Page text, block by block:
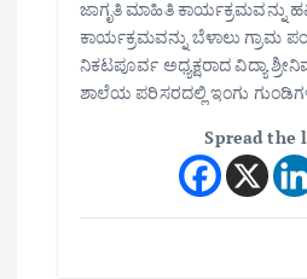
ಜಾಗೃತಿ ಮಾಹಿತಿ ಕಾರ್ಯಕ್ರಮವನ್ನು
ಕಾರ್ಯಕ್ರಮವನ್ನು ಬೆಳಾಲು ಗ್ರಾಮ
ನಿಕಟಪೂರ್ವ ಅಧ್ಯಕ್ಷರಾದ ವಿದ್ಯಾ
ಶಾಲೆಯ ಪರಿಸರದಲ್ಲಿ ಇಂಗು
Spread the